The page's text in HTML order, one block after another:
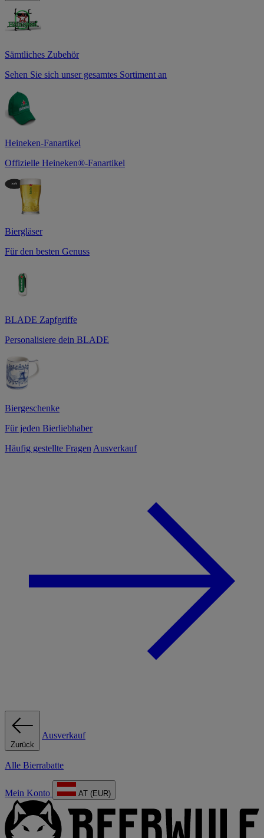
Sämtliches Zubehör
Sehen Sie sich unser gesamtes Sortiment an
Heineken-Fanartikel
Offizielle Heineken®-Fanartikel
Biergläser
Für den besten Genuss
BLADE Zapfgriffe
Personalisiere dein BLADE
Biergeschenke
Für jeden Bierliebhaber
Häufig gestellte Fragen Ausverkauf
Zurück
Ausverkauf
Alle Bierrabatte
Mein Konto AT (EUR)